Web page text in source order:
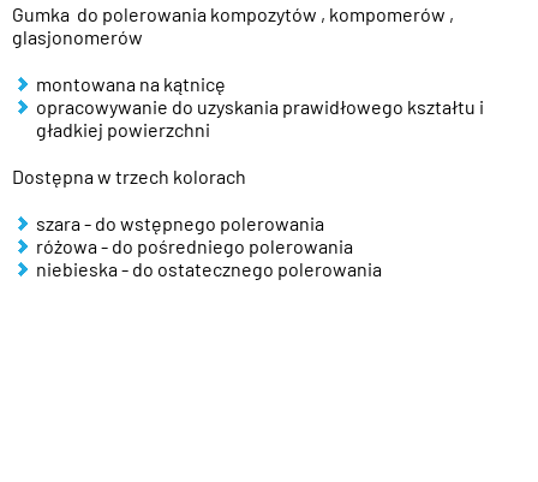
Gumka do polerowania kompozytów , kompomerów ,
glasjonomerów
montowana na kątnicę
opracowywanie do uzyskania prawidłowego kształtu i
gładkiej powierzchni
Dostępna w trzech kolorach
szara - do wstępnego polerowania
różowa - do pośredniego polerowania
niebieska - do ostatecznego polerowania